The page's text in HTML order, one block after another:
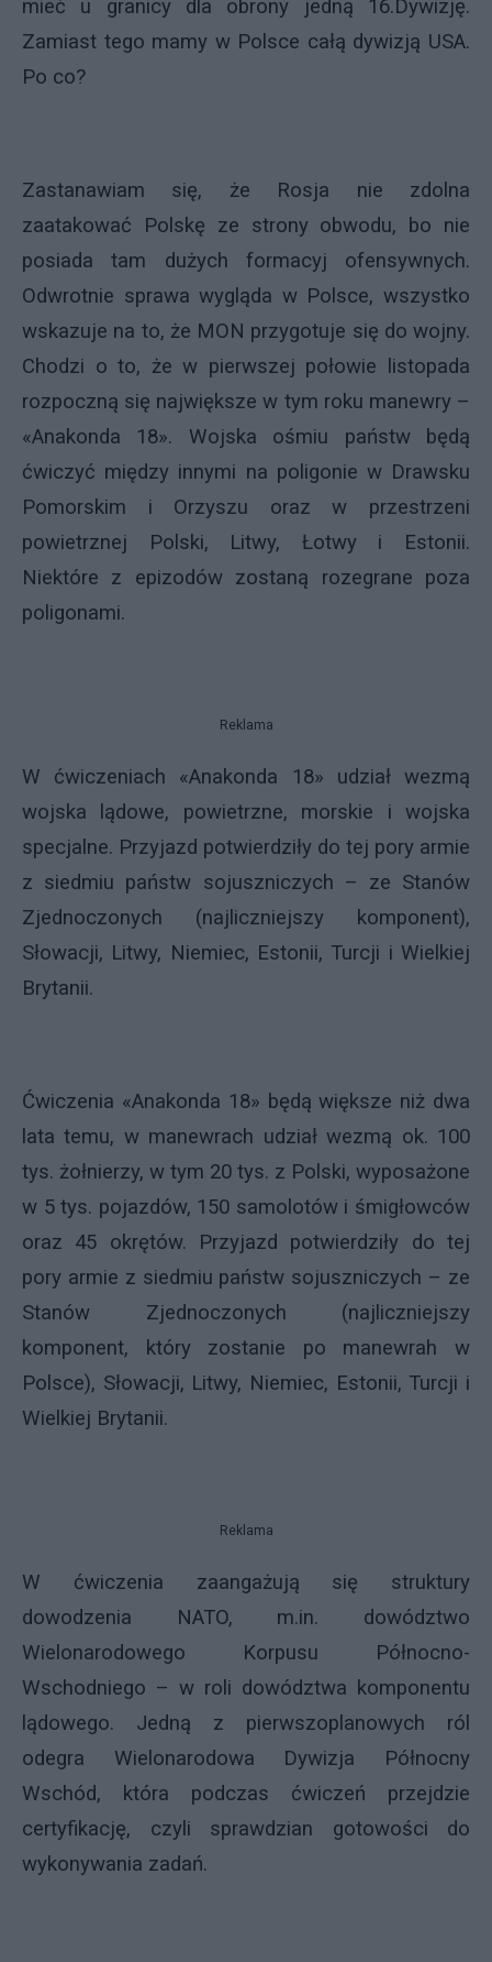
mieć u granicy dla obrony jedną 16.Dywizję.
Zamiast tego mamy w Polsce całą dywizją USA.
Po co?
Zastanawiam się, że Rosja nie zdolna
zaatakować Polskę ze strony obwodu, bo nie
posiada tam dużych formacyj ofensywnych.
Odwrotnie sprawa wygląda w Polsce, wszystko
wskazuje na to, że MON przygotuje się do wojny.
Chodzi o to, że w pierwszej połowie listopada
rozpoczną się największe w tym roku manewry –
«Anakonda 18». Wojska ośmiu państw będą
ćwiczyć między innymi na poligonie w Drawsku
Pomorskim i Orzyszu oraz w przestrzeni
powietrznej Polski, Litwy, Łotwy i Estonii.
Niektóre z epizodów zostaną rozegrane poza
poligonami.
Reklama
W ćwiczeniach «Anakonda 18» udział wezmą
wojska lądowe, powietrzne, morskie i wojska
specjalne. Przyjazd potwierdziły do tej pory armie
z siedmiu państw sojuszniczych – ze Stanów
Zjednoczonych (najliczniejszy komponent),
Słowacji, Litwy, Niemiec, Estonii, Turcji i Wielkiej
Brytanii.
Ćwiczenia «Anakonda 18» będą większe niż dwa
lata temu, w manewrach udział wezmą ok. 100
tys. żołnierzy, w tym 20 tys. z Polski, wyposażone
w 5 tys. pojazdów, 150 samolotów i śmigłowców
oraz 45 okrętów. Przyjazd potwierdziły do tej
pory armie z siedmiu państw sojuszniczych – ze
Stanów Zjednoczonych (najliczniejszy
komponent, który zostanie po manewrah w
Polsce), Słowacji, Litwy, Niemiec, Estonii, Turcji i
Wielkiej Brytanii.
Reklama
W ćwiczenia zaangażują się struktury
dowodzenia NATO, m.in. dowództwo
Wielonarodowego Korpusu Północno-
Wschodniego – w roli dowództwa komponentu
lądowego. Jedną z pierwszoplanowych ról
odegra Wielonarodowa Dywizja Północny
Wschód, która podczas ćwiczeń przejdzie
certyfikację, czyli sprawdzian gotowości do
wykonywania zadań.